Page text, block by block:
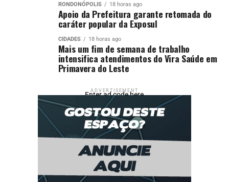
RONDONÓPOLIS 18 horas ago
Apoio da Prefeitura garante retomada do
caráter popular da Exposul
CIDADES 18 horas ago
Mais um fim de semana de trabalho
intensifica atendimentos do Vira Saúde em
Primavera do Leste
ADVERTISEMENT
Enter ad code here